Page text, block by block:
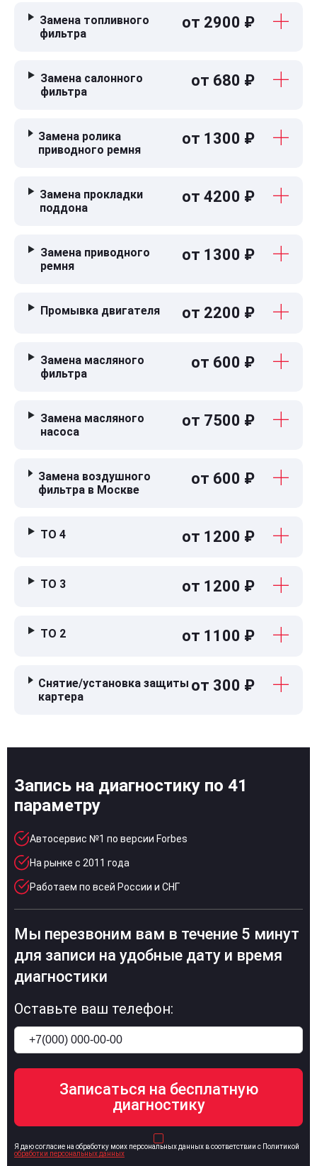
Замена топливного
фильтра
от 2900 ₽
Замена салонного
фильтра
от 680 ₽
Замена ролика
приводного ремня
от 1300 ₽
Замена прокладки
поддона
от 4200 ₽
Замена приводного
ремня
от 1300 ₽
Промывка двигателя от 2200 ₽
Замена масляного
фильтра
от 600 ₽
Замена масляного
насоса
от 7500 ₽
Замена воздушного
фильтра в Москве
от 600 ₽
ТО 4 от 1200 ₽
ТО 3 от 1200 ₽
ТО 2 от 1100 ₽
Снятие/установка защиты
картера
от 300 ₽
Запись на диагностику по 41
параметру
Автосервис №1 по версии Forbes
На рынке с 2011 года
Работаем по всей России и СНГ
Мы перезвоним вам в течение 5 минут
для записи на удобные дату и время
диагностики
Оставьте ваш телефон:
Я даю согласие на обработку моих персональных данных в соответствии с Политикой
обработки персональных данных